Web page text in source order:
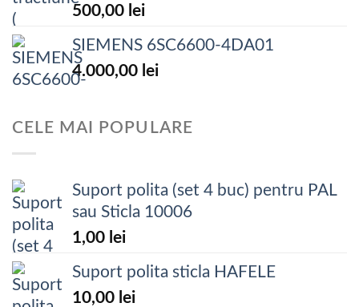
500,00 lei
SIEMENS 6SC6600-4DA01
4.000,00 lei
CELE MAI POPULARE
Suport polita (set 4 buc) pentru PAL
sau Sticla 10006
1,00 lei
Suport polita sticla HAFELE
10,00 lei